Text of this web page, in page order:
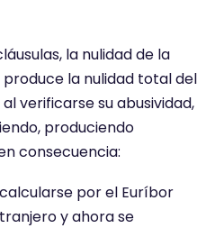
la nulidad de la
la nulidad total del
verificarse su abusividad,
produciendo
consecuencia:
por el Euríbor
y ahora se